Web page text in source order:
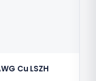
Cu LSZH